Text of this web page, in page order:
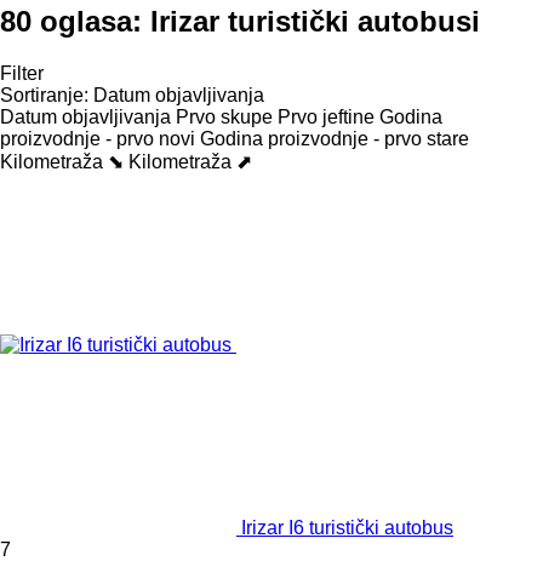
80 oglasa: Irizar turistički autobusi
Filter
Sortiranje: Datum objavljivanja
Datum objavljivanja Prvo skupe Prvo jeftine Godina
proizvodnje - prvo novi Godina proizvodnje - prvo stare
Kilometraža ⬊ Kilometraža ⬈
Irizar I6 turistički autobus
7